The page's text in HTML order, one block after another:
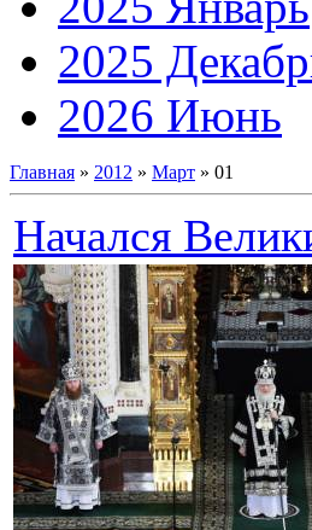
2025
2026 Июнь
Главная » 2012 » Март » 01
Начался